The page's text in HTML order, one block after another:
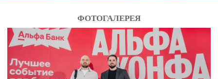
ФОТОГАЛЕРЕЯ